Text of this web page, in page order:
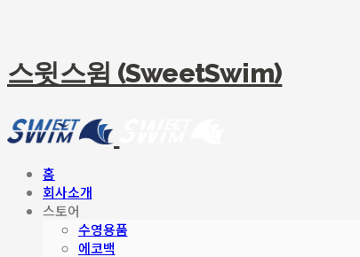
스윗스윔 (SweetSwim)
홈
회사소개
스토어
수영용품
에코백